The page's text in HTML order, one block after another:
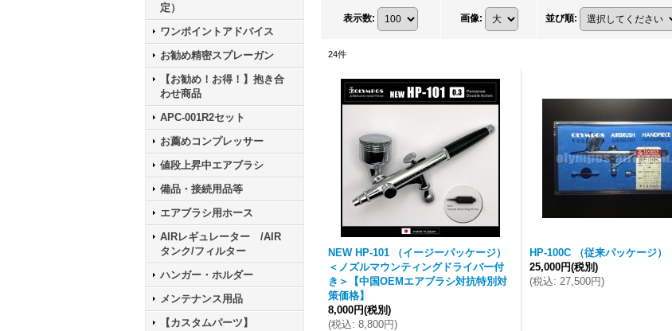
定）
ワンポイントアドバイス
お勧め精密スプレーガン
【お勧め！お得！】抱き合
わせ商品
APC-001R2セット
お薦めコンプレッサー
値段上昇中エアブラシ
備品・接続用品等
エアブラシ用ホース
AIRレギュレーター /AIR
タンク/フィルター
ハンガー・ホルダー
メンテナンス用品
【カスタムパーツ】
表示数: 画像: 並び順:
24件
NEW HP-101 （イージーパッケージ）
＜ノズルマウンティングドライバー付
き＞【中国OEMエアブラシ対抗特別対
策価格】
8,000円(税別)
(税込: 8,800円)
HP-100C （従来パッケージ）
25,000円(税別)
(税込: 27,500円)